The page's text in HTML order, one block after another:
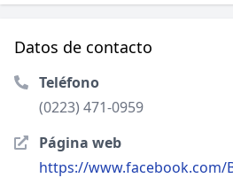
Datos de contacto
Teléfono
(0223) 471-0959
Página web
https://www.facebook.com/